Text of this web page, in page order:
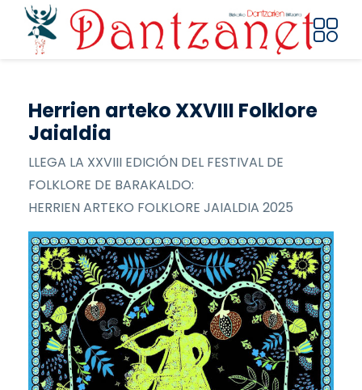
Pasar al contenido principal
Herrien arteko XXVIII Folklore
Jaialdia
LLEGA LA XXVIII EDICIÓN DEL FESTIVAL DE
FOLKLORE DE BARAKALDO:
HERRIEN ARTEKO FOLKLORE JAIALDIA 2025